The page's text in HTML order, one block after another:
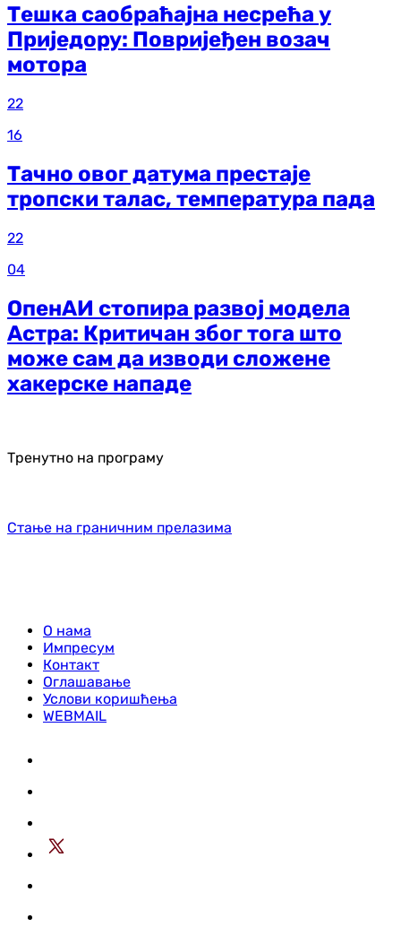
Тешка саобраћајна несрећа у
Приједору: Повријеђен возач
мотора
22
16
Тачно овог датума престаје
тропски талас, температура пада
22
04
ОпенАИ стопира развој модела
Астра: Критичан због тога што
може сам да изводи сложене
хакерске нападе
Тренутно на програму
Стање на граничним прелазима
О нама
Импресум
Контакт
Оглашавање
Услови коришћења
WEBMAIL